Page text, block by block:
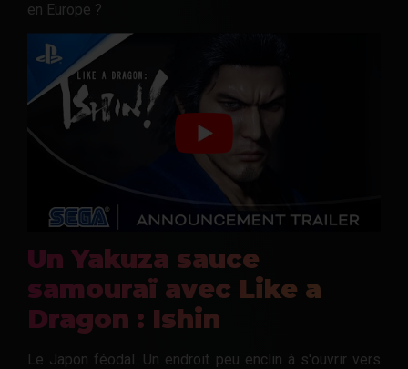
en Europe ?
Un Yakuza sauce
samouraï avec Like a
Dragon : Ishin
Le Japon féodal. Un endroit peu enclin à s'ouvrir vers